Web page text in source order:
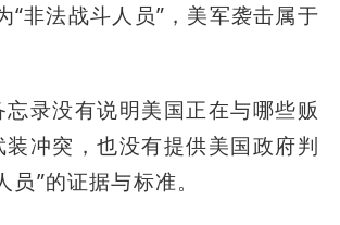
“非法战斗人员”，美军袭击属于
录没有说明美国正在与哪些贩
冲突，也没有提供美国政府判
员”的证据与标准。